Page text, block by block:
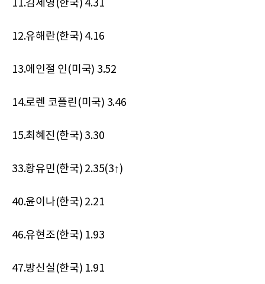
11.김세영(한국) 4.31
12.유해란(한국) 4.16
13.에인절 인(미국) 3.52
14.로렌 코플린(미국) 3.46
15.최혜진(한국) 3.30
33.황유민(한국) 2.35(3↑)
40.윤이나(한국) 2.21
46.유현조(한국) 1.93
47.방신실(한국) 1.91